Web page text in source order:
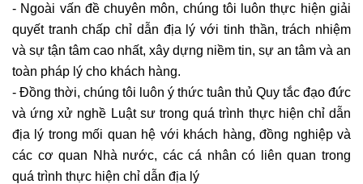
- Ngoài vấn đề chuyên môn, chúng tôi luôn thực hiện giải
quyết tranh chấp chỉ dẫn địa lý với tinh thần, trách nhiệm
và sự tận tâm cao nhất, xây dựng niềm tin, sự an tâm và an
toàn pháp lý cho khách hàng.
- Đồng thời, chúng tôi luôn ý thức tuân thủ Quy tắc đạo đức
và ứng xử nghề Luật sư trong quá trình thực hiện chỉ dẫn
địa lý trong mối quan hệ với khách hàng, đồng nghiệp và
các cơ quan Nhà nước, các cá nhân có liên quan trong
quá trình thực hiện chỉ dẫn địa lý